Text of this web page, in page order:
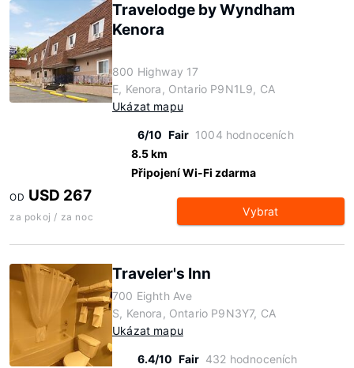
Travelodge by Wyndham
Kenora
800 Highway 17
E, Kenora, Ontario P9N1L9, CA
Ukázat mapu
6/10 Fair 1004 hodnoceních
8.5 km
Připojení Wi-Fi zdarma
OD USD 267
za pokoj / za noc Vybrat
Traveler's Inn
700 Eighth Ave
S, Kenora, Ontario P9N3Y7, CA
Ukázat mapu
6.4/10 Fair 432 hodnoceních